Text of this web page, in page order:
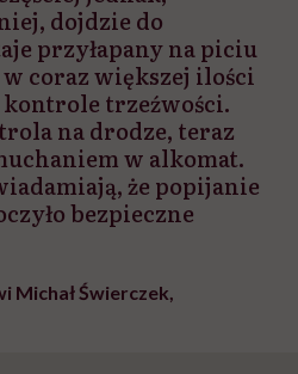
dojdzie do
przyłapany na piciu
coraz większej ilości
trzeźwości.
na drodze, teraz
w alkomat.
że popijanie
bezpieczne
Michał Świerczek,